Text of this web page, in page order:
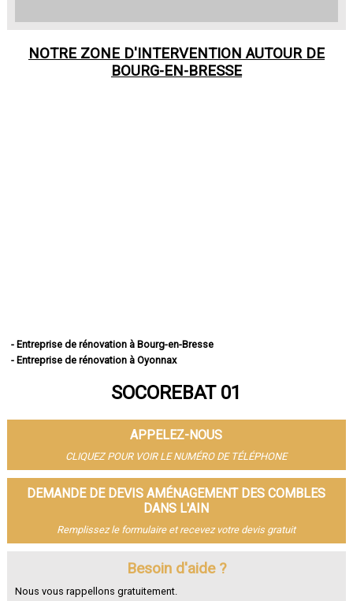
NOTRE ZONE D'INTERVENTION AUTOUR DE
BOURG-EN-BRESSE
- Entreprise de rénovation à Bourg-en-Bresse
- Entreprise de rénovation à Oyonnax
- Entreprise de rénovation à Bellegarde-sur-Valserine
- Entreprise de rénovation à Miribel
- Entreprise de rénovation à Belley
- Entreprise de rénovation à Saint-Genis-Pouilly
- Entreprise de rénovation à Divonne-les-Bains
- Entreprise de rénovation à Ferney-Voltaire
- Entreprise de rénovation à Meximieux
- Entreprise de rénovation à Trévoux
- Entreprise de rénovation à Péronnas
- Entreprise de rénovation à Viriat
SOCOREBAT 01
APPELEZ-NOUS
CLIQUEZ POUR VOIR LE NUMÉRO DE TÉLÉPHONE
DEMANDE DE DEVIS AMÉNAGEMENT DES COMBLES
DANS L'AIN
Remplissez le formulaire et recevez votre devis gratuit
Besoin d'aide ?
Nous vous rappellons gratuitement.